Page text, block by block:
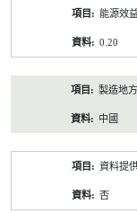
能源效
0.20
製造地方
中國
資料提
否